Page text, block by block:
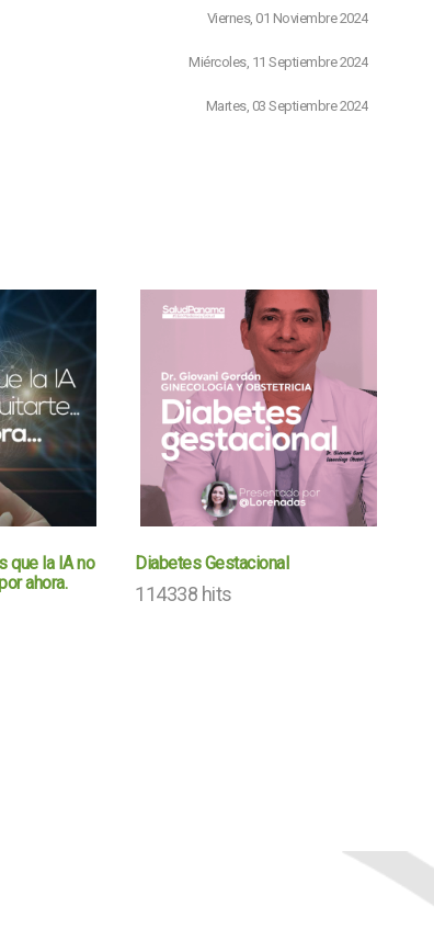
Viernes, 01 Noviembre 2024
Miércoles, 11 Septiembre 2024
Martes, 03 Septiembre 2024
que la IA no
ahora.
Diabetes Gestacional
114338 hits